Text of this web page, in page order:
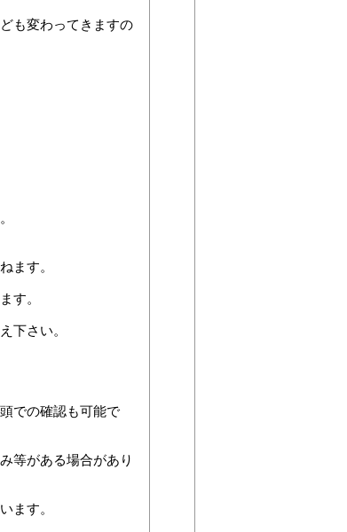
も変わってきますの
ます。
す。
下さい。
での確認も可能で
等がある場合があり
ます。